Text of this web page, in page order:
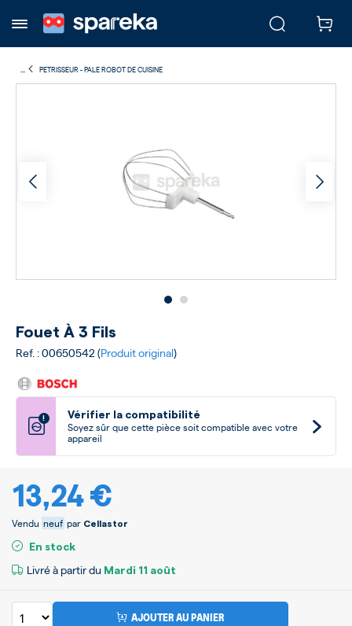
PETRISSEUR - PALE ROBOT DE CUISINE
Fouet À 3 Fils
Ref. : 00650542 (Produit original)
! Vérifier la compatibilité
Soyez sûr que cette pièce soit compatible avec votre
appareil
13,24 €
Vendu neuf par Cellastor
En stock
Livré à partir du Mardi 11 août
AJOUTER AU PANIER